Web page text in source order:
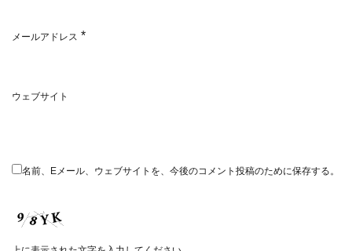
メールアドレス *
ウェブサイト
名前、Eメール、ウェブサイトを、今後のコメント投稿のために保存する。